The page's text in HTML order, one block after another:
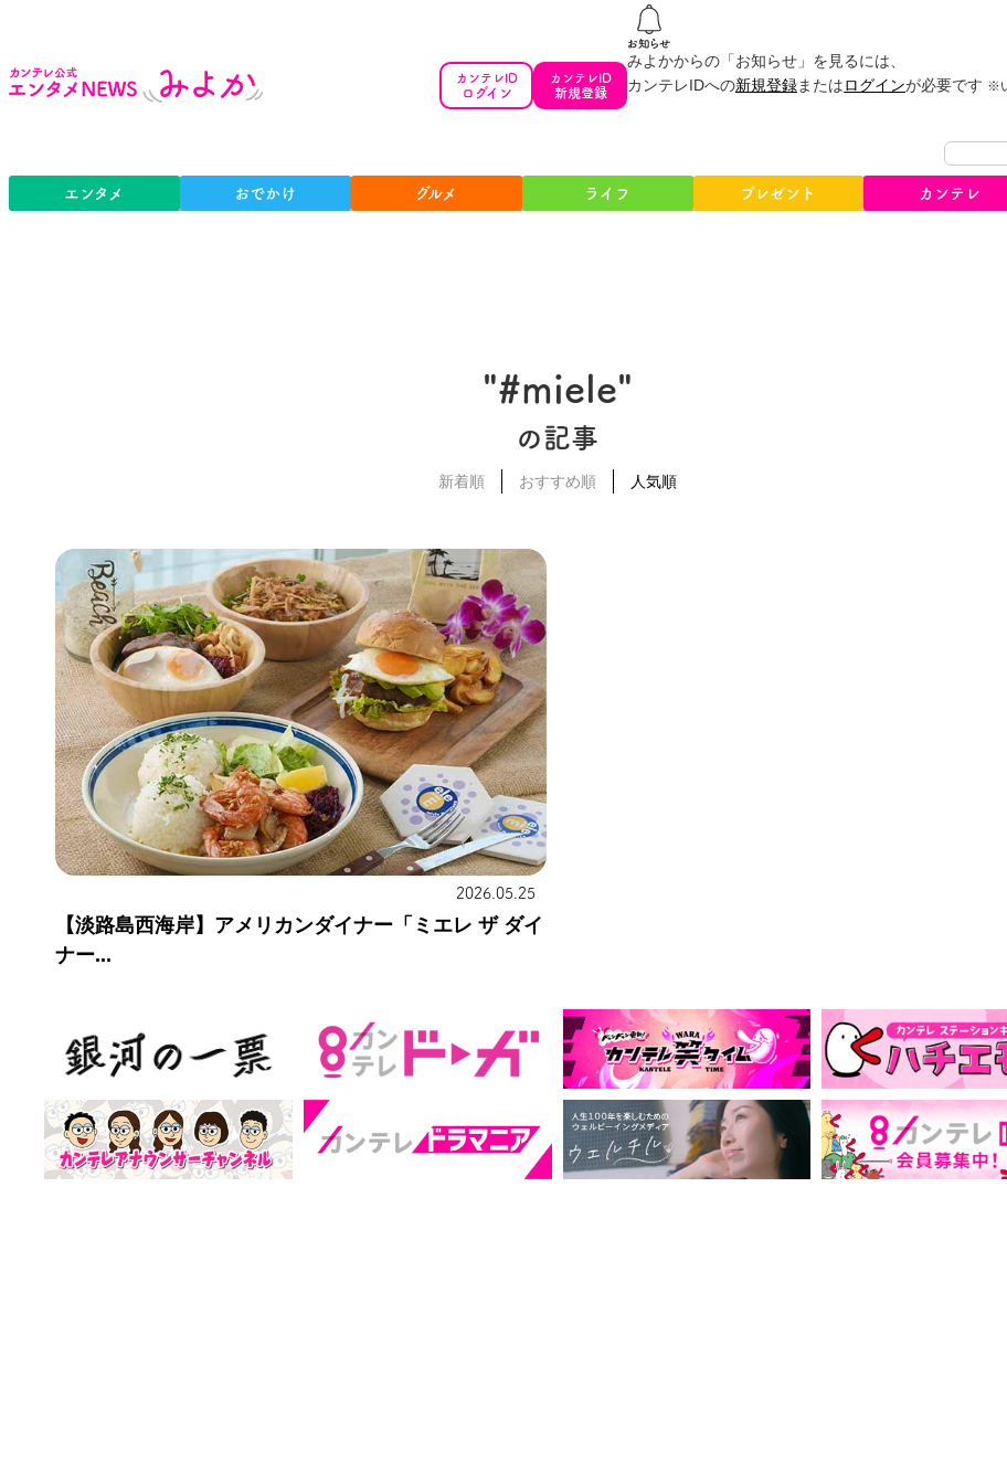
カンテレID
ログイン
カンテレID
新規登録
みよかからの「お知らせ」を見るには、
カンテレIDへの新規登録またはログインが必要です ※
エンタメ おでかけ グルメ ライフ プレゼント カンテレ
"#miele"
の記事
新着順 おすすめ順 人気順
2026.05.25
【淡路島西海岸】アメリカンダイナー「ミエレ ザ ダイ
ナー...